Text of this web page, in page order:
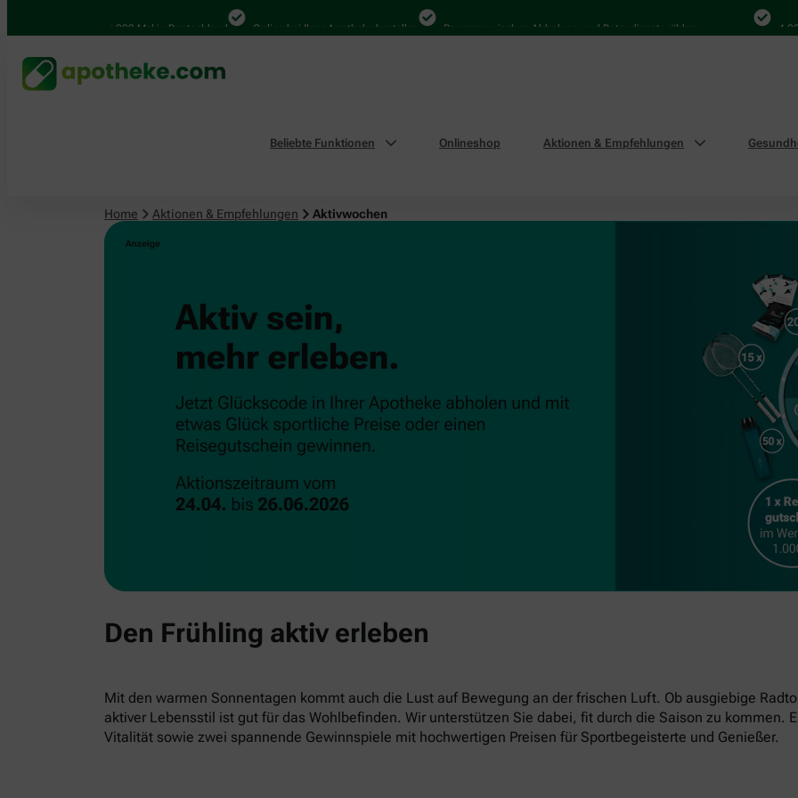
4.000 Mal in Deutschland Online bei Ihrer Apotheke bestellen Bequem zwischen Abholung und Botendienst wählen 4.000
Beliebte Funktionen Onlineshop Aktionen & Empfehlungen
Home Aktionen & Empfehlungen Aktivwochen
Den Frühling aktiv erleben
Mit den warmen Sonnentagen kommt auch die Lust auf Bewegung an der frischen Luft. Ob ausgiebige
aktiver Lebensstil ist gut für das Wohlbefinden. Wir unterstützen Sie dabei, fit durch die Saison zu kommen.
Vitalität sowie zwei spannende Gewinnspiele mit hochwertigen Preisen für Sportbegeisterte und Genießer.